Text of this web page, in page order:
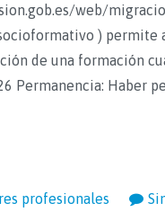
web/
) permite
de una formación
Permanencia: Haber
profesionales